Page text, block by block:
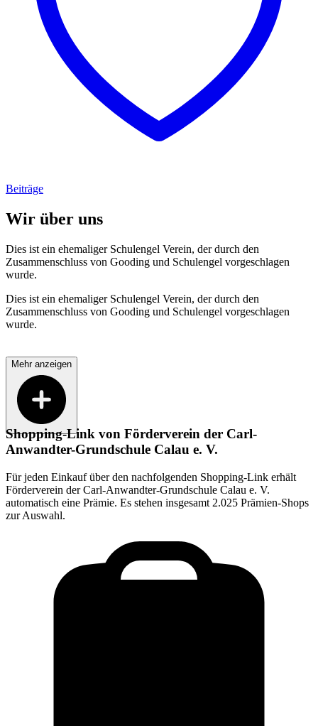
Beiträge
Wir über uns
Dies ist ein ehemaliger Schulengel Verein, der durch den
Zusammenschluss von Gooding und Schulengel vorgeschlagen
wurde.
Dies ist ein ehemaliger Schulengel Verein, der durch den
Zusammenschluss von Gooding und Schulengel vorgeschlagen
wurde.
Mehr anzeigen
Shopping-Link von Förderverein der Carl-
Anwandter-Grundschule Calau e. V.
Für jeden Einkauf über den nachfolgenden Shopping-Link erhält
Förderverein der Carl-Anwandter-Grundschule Calau e. V.
automatisch eine Prämie. Es stehen insgesamt 2.025 Prämien-Shops
zur Auswahl.